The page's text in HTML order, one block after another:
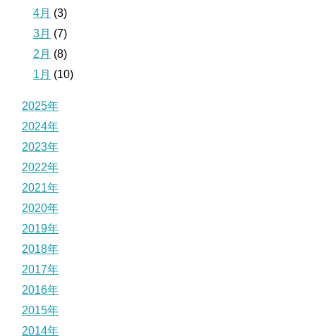
4月 (3)
3月 (7)
2月 (8)
1月 (10)
2025年
2024年
2023年
2022年
2021年
2020年
2019年
2018年
2017年
2016年
2015年
2014年